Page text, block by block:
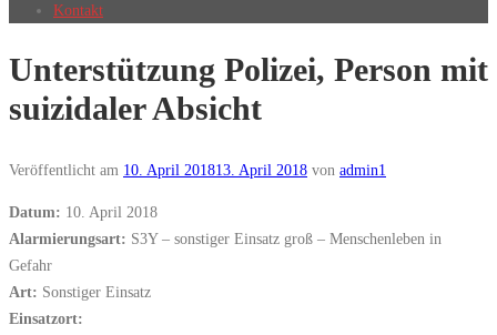
Kontakt
Unterstützung Polizei, Person mit
suizidaler Absicht
Veröffentlicht am 10. April 201813. April 2018 von admin1
Datum: 10. April 2018
Alarmierungsart: S3Y – sonstiger Einsatz groß – Menschenleben in
Gefahr
Art: Sonstiger Einsatz
Einsatzort: